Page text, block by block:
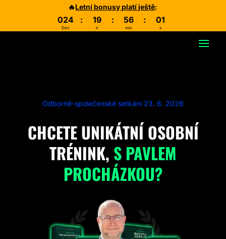
🔥Letní bonusy platí ještě:
024
Den
: 19
h
: 56
min
: 01
s
Odborně-společenské setkání 23. 6. 2026
CHCETE UNIKÁTNÍ OSOBNÍ
TRÉNINK, S PAVLEM
PROCHÁZKOU?